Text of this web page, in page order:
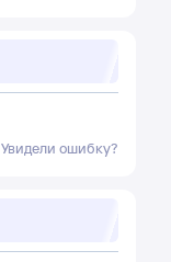
Увидели ошибку?